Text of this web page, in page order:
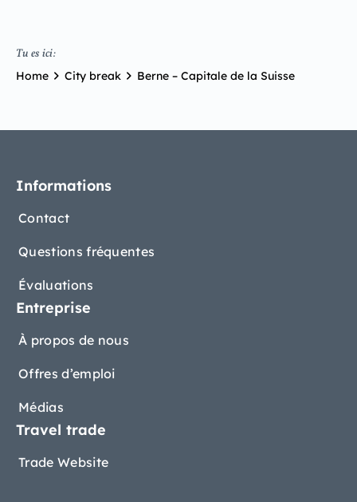
Tu es ici:
Home City break Berne – Capitale de la Suisse
Informations
Contact
Questions fréquentes
Évaluations
Entreprise
À propos de nous
Offres d’emploi
Médias
Travel trade
Trade Website